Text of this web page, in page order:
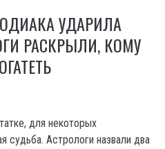
УДАРИЛА
РАСКРЫЛИ, КОМУ
для некоторых
судьба. Астрологи назвали два